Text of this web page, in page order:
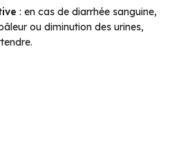
: en cas de diarrhée sanguine,
ou diminution des urines,